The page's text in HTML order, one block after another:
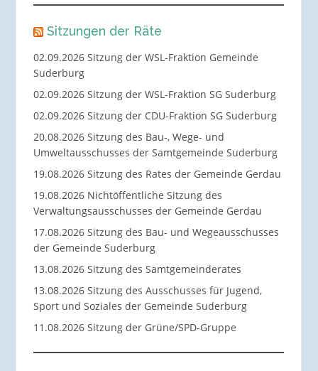
Sitzungen der Räte
02.09.2026 Sitzung der WSL-Fraktion Gemeinde
Suderburg
02.09.2026 Sitzung der WSL-Fraktion SG Suderburg
02.09.2026 Sitzung der CDU-Fraktion SG Suderburg
20.08.2026 Sitzung des Bau-, Wege- und
Umweltausschusses der Samtgemeinde Suderburg
19.08.2026 Sitzung des Rates der Gemeinde Gerdau
19.08.2026 Nichtöffentliche Sitzung des
Verwaltungsausschusses der Gemeinde Gerdau
17.08.2026 Sitzung des Bau- und Wegeausschusses
der Gemeinde Suderburg
13.08.2026 Sitzung des Samtgemeinderates
13.08.2026 Sitzung des Ausschusses für Jugend,
Sport und Soziales der Gemeinde Suderburg
11.08.2026 Sitzung der Grüne/SPD-Gruppe